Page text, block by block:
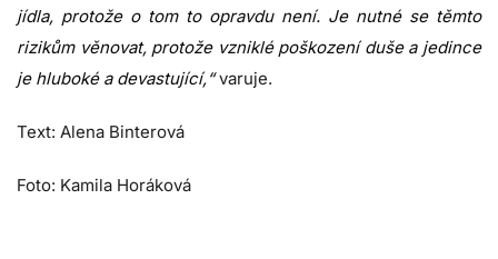
jídla, protože o tom to opravdu není. Je nutné se těmto
rizikům věnovat, protože vzniklé poškození duše a jedince
je hluboké a devastující,“varuje.
Text: Alena Binterová
Foto: Kamila Horáková